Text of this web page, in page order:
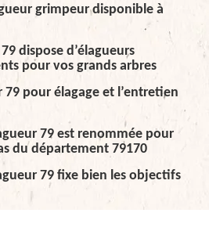
grimpeur disponible à
dispose d’élagueurs
pour vos grands arbres
79 pour élagage et l’entretien
79 est renommée pour
du département 79170
79 fixe bien les objectifs